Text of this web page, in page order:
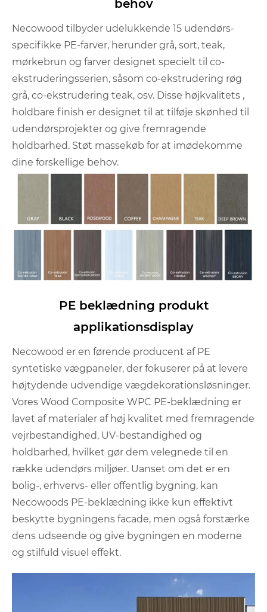
behov
Necowood tilbyder udelukkende 15 udendørs-
specifikke PE-farver, herunder grå, sort, teak,
mørkebrun og farver designet specielt til co-
ekstruderingsserien, såsom co-ekstrudering røg
grå, co-ekstrudering teak, osv. Disse højkvalitets ,
holdbare finish er designet til at tilføje skønhed til
udendørsprojekter og give fremragende
holdbarhed. Støt massekøb for at imødekomme
dine forskellige behov.
PE beklædning produkt
applikationsdisplay
Necowood er en førende producent af PE
syntetiske vægpaneler, der fokuserer på at levere
højtydende udvendige vægdekorationsløsninger.
Vores Wood Composite WPC PE-beklædning er
lavet af materialer af høj kvalitet med fremragende
vejrbestandighed, UV-bestandighed og
holdbarhed, hvilket gør dem velegnede til en
række udendørs miljøer. Uanset om det er en
bolig-, erhvervs- eller offentlig bygning, kan
Necowoods PE-beklædning ikke kun effektivt
beskytte bygningens facade, men også forstærke
dens udseende og give bygningen en moderne
og stilfuld visuel effekt.